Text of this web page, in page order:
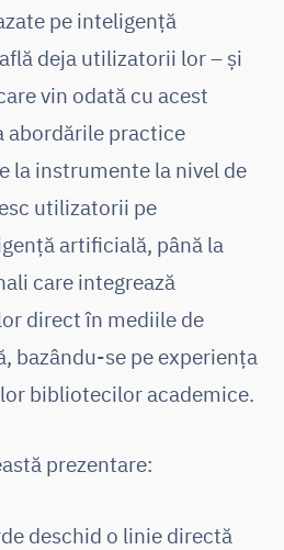
pe inteligență
deja utilizatorii lor – și
vin odată cu acest
abordările practice
la instrumente la nivel de
utilizatorii pe
artificială, până la
care integrează
direct în mediile de
bazându-se pe experiența
bibliotecilor academice.
prezentare:
deschid o linie directă